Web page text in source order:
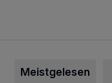
Meistgelesen